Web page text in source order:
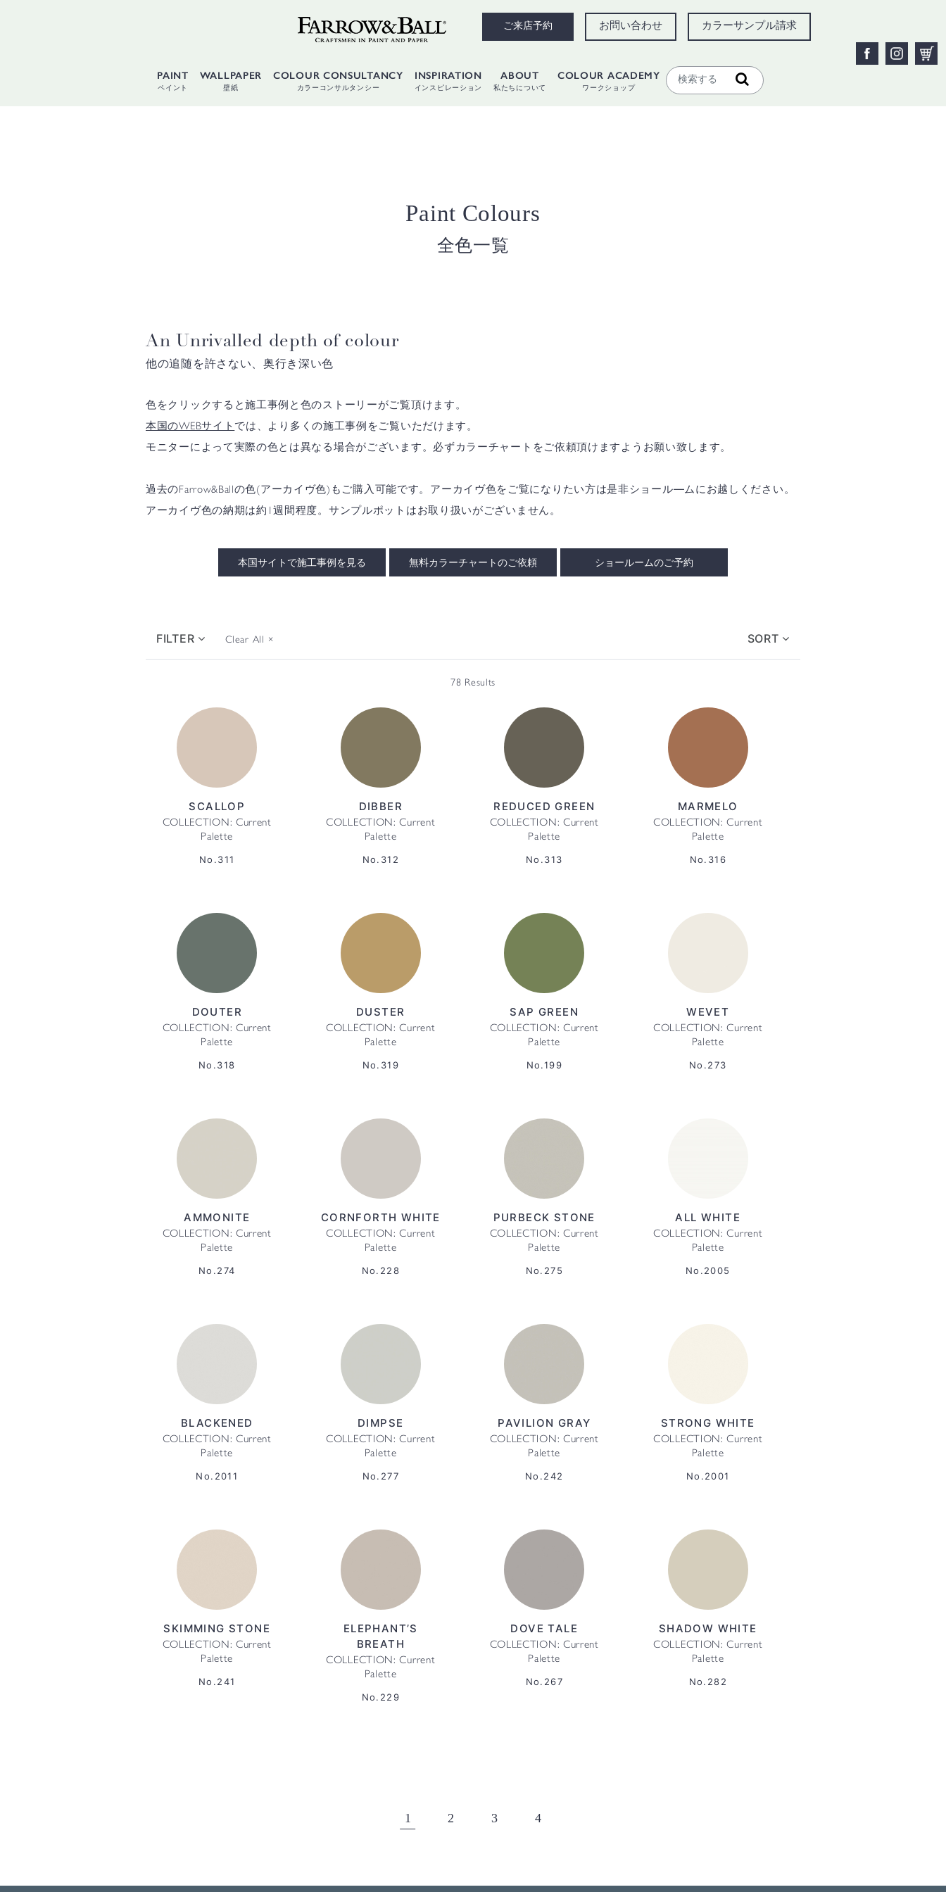
ご来店予約 お問い合わせ カラーサンプル請求
PAINT
ペイント
WALLPAPER
壁紙
COLOUR CONSULTANCY
カラーコンサルタンシー
INSPIRATION
インスピレーション
ABOUT
私たちについて
COLOUR ACADEMY
ワークショップ
Paint Colours
全色一覧
An Unrivalled depth of colour
他の追随を許さない、奥行き深い色
色をクリックすると施工事例と色のストーリーがご覧頂けます。
本国のWEBサイト では、より多くの施工事例をご覧いただけます。
モニターによって実際の色とは異なる場合がございます。必ずカラーチャートをご依頼頂けますようお願い致します。
過去のFarrow&Ballの色(アーカイヴ色)もご購入可能です。アーカイヴ色をご覧になりたい方は是非ショール―ムにお越しください。
アーカイヴ色の納期は約1週間程度。サンプルポットはお取り扱いがございません。
本国サイトで施工事例を見る 無料カラーチャートのご依頼 ショールームのご予約
FILTER Clear All × SORT
78 Results
SCALLOP
COLLECTION: Current
Palette
No.311
DIBBER
COLLECTION: Current
Palette
No.312
REDUCED GREEN
COLLECTION: Current
Palette
No.313
MARMELO
COLLECTION: Current
Palette
No.316
DOUTER
COLLECTION: Current
Palette
No.318
DUSTER
COLLECTION: Current
Palette
No.319
SAP GREEN
COLLECTION: Current
Palette
No.199
WEVET
COLLECTION: Current
Palette
No.273
AMMONITE
COLLECTION: Current
Palette
No.274
CORNFORTH WHITE
COLLECTION: Current
Palette
No.228
PURBECK STONE
COLLECTION: Current
Palette
No.275
ALL WHITE
COLLECTION: Current
Palette
No.2005
BLACKENED
COLLECTION: Current
Palette
No.2011
DIMPSE
COLLECTION: Current
Palette
No.277
PAVILION GRAY
COLLECTION: Current
Palette
No.242
STRONG WHITE
COLLECTION: Current
Palette
No.2001
SKIMMING STONE
COLLECTION: Current
Palette
No.241
ELEPHANT’S
BREATH
COLLECTION: Current
Palette
No.229
DOVE TALE
COLLECTION: Current
Palette
No.267
SHADOW WHITE
COLLECTION: Current
Palette
No.282
1 2 3 4